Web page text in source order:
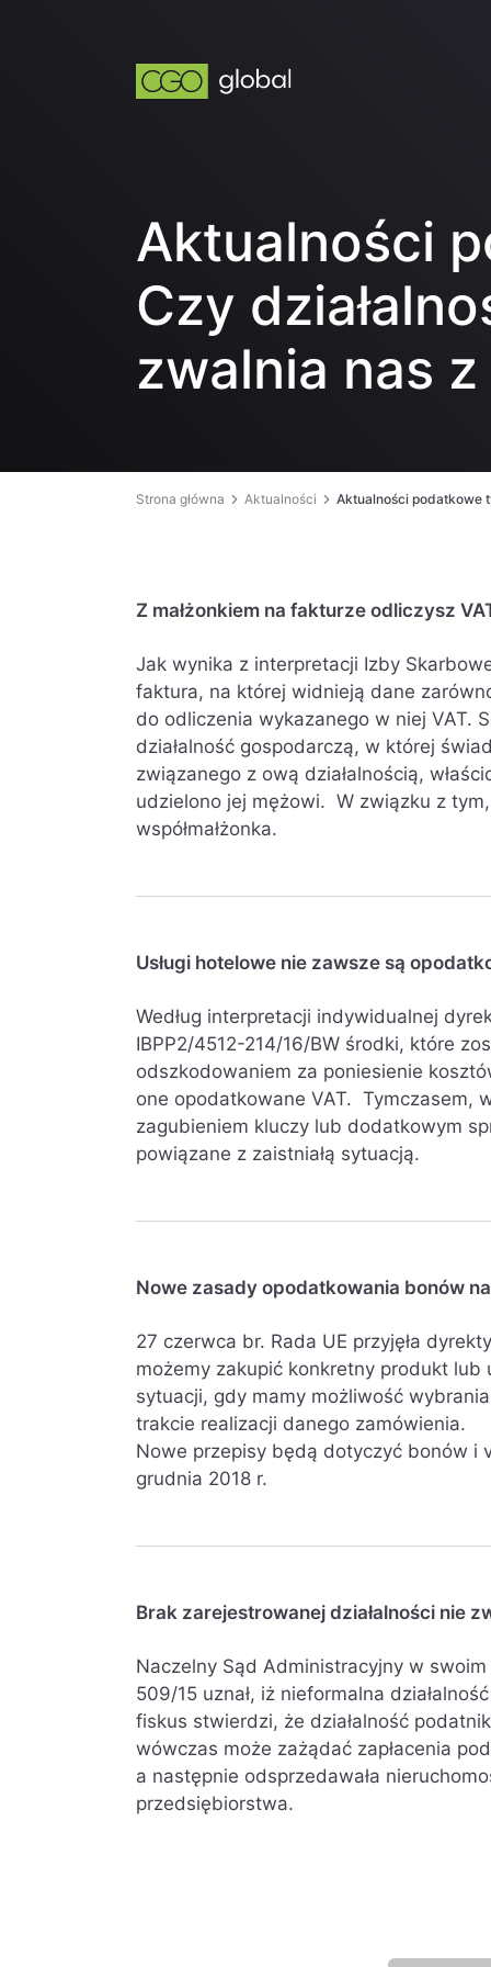
Aktualności
Czy
zwalnia nas
Strona główna Aktualności Aktualności podatkowe
Z małżonkiem na fakturze odliczysz
Jak wynika z interpretacji Izby
faktura, na której widnieją dane
do odliczenia wykazanego w niej VAT.
działalność gospodarczą, w której
związanego z ową działalnością,
udzielono jej mężowi. W związku z
współmałżonka.
Usługi hotelowe nie zawsze są
Według interpretacji indywidualnej
IBPP2/4512-214/16/BW środki, które
odszkodowaniem za poniesienie
one opodatkowane VAT. Tymczasem,
zagubieniem kluczy lub dodatkowym
powiązane z zaistniałą sytuacją.
Nowe zasady opodatkowania bonów
27 czerwca br. Rada UE przyjęła
możemy zakupić konkretny produkt lub
sytuacji, gdy mamy możliwość
trakcie realizacji danego zamówienia.
Nowe przepisy będą dotyczyć bonów i
grudnia 2018 r.
Brak zarejestrowanej działalności nie
Naczelny Sąd Administracyjny w
509/15 uznał, iż nieformalna
fiskus stwierdzi, że działalność
wówczas może zażądać zapłacenia
a następnie odsprzedawała
przedsiębiorstwa.